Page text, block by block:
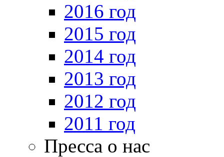
2016 год
2015 год
2014 год
2013 год
2012 год
2011 год
Пресса о нас